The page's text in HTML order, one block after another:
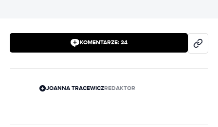
KOMENTARZE: 24
JOANNA TRACEWICZREDAKTOR